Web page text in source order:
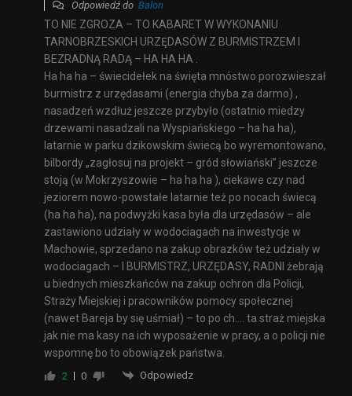
Odpowiedź do Balon
TO NIE ZGROZA – TO KABARET W WYKONANIU
TARNOBRZESKICH URZĘDASÓW Z BURMISTRZEM I
BEZRADNĄ RADĄ – HA HA HA .
Ha ha ha – świecidełek na święta mnóstwo porozwieszał
burmistrz z urzędasami (energia chyba za darmo) ,
nasadzeń wzdłuż jeszcze przybyło (ostatnio miedzy
drzewami nasadzali na Wyspiańskiego – ha ha ha),
latarnie w parku dzikowskim świecą bo wyremontowano,
bilbordy „zagłosuj na projekt – gród słowiański” jeszcze
stoją (w Mokrzyszowie – ha ha ha ), ciekawe czy nad
jeziorem nowo-powstałe latarnie też po nocach świecą
(ha ha ha), na podwyżki kasa była dla urzędasów – ale
zastawiono udziały w wodociagach na inwestycje w
Machowie, sprzedano na zakup obrazków też udziały w
wodociagach – I BURMISTRZ, URZĘDASY, RADNI żebrają
u biednych mieszkańców na zakup ochron dla Policji,
Straży Miejskiej i pracowników pomocy społecznej
(nawet Bareja by się uśmiał) – to po ch…. ta straż miejska
jak nie ma kasy na ich wyposażenie w pracy, a o policji nie
wspomnę bo to obowiązek państwa.
2 0 Odpowiedz